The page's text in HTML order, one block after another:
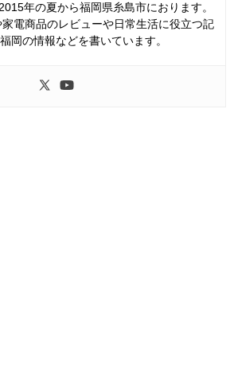
年の夏から福岡県糸島市におります。
電商品のレビューや日常生活に役立つ記
岡の情報などを書いています。